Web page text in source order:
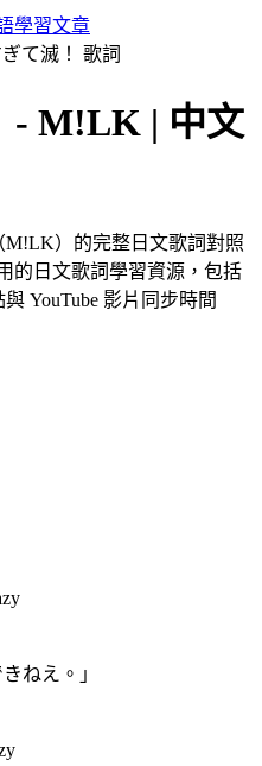
學習文章
て滅！ 歌詞
- M!LK | 中文
M!LK）的完整日文歌詞對照
的日文歌詞學習資源，包括
YouTube 影片同步時間
ねえ。」